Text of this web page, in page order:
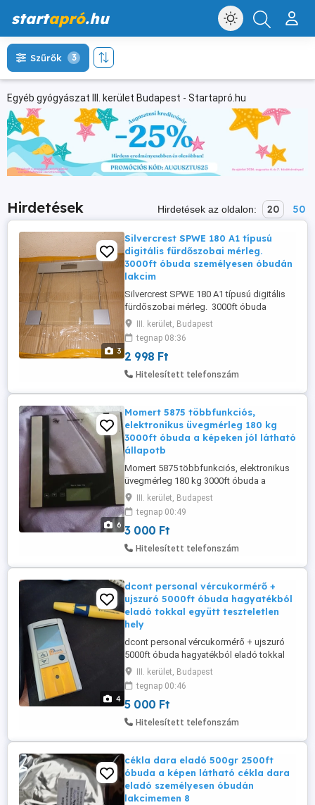
startapró.hu
Egyéb gyógyászat III. kerület Budapest - Startapró.hu
Szűrők 3
Hirdetések Hirdetések az oldalon: 20 50
3
Silvercrest SPWE 180 A1 típusú
digitális fürdőszobai mérleg.
3000ft óbuda személyesen óbudán
lakcim
Silvercrest SPWE 180 A1 típusú digitális
fürdőszobai mérleg. 3000ft óbuda
személyesen óbudán lakcimemen 36 50
104 8272 A 4 érzékelő technológia
biztosítja a testtömeg pontos mérését
rálépő funkció: mérés közvetlenül a
mérlegre lépés után - automatikus
üveg ...
III. kerület, Budapest
tegnap 08:36
2 998 Ft
Hitelesített telefonszám
6
Momert 5875 többfunkciós,
elektronikus üvegmérleg 180 kg
3000ft óbuda a képeken jól látható
állapotb
Momert 5875 többfunkciós, elektronikus
üvegmérleg 180 kg 3000ft óbuda a
képeken jól látható állapotba strapabiró
jó darab személyes átvétel óbudán
lakcimemen posta kizárolag előre fizetés
után mpl csomagautomatába +3000ft
kapacitás: 180kg osztás: 100g precíziós
...
III. kerület, Budapest
tegnap 00:49
3 000 Ft
Hitelesített telefonszám
4
dcont personal vércukormérő +
ujszuró 5000ft óbuda hagyatékból
eladó tokkal együtt teszteletlen
hely
dcont personal vércukormérő + ujszuró
5000ft óbuda hagyatékból eladó tokkal
együtt teszteletlen helyszinen
kiprobálható ha hozzol teszcsikot és
elemet bele személyes átvétel óbudán
posta kizárolag előre fizetés után 36 50
104 82 72 36 20 949 12 88
III. kerület, Budapest
tegnap 00:46
5 000 Ft
Hitelesített telefonszám
cékla dara eladó 500gr 2500ft
óbuda a képen látható cékla dara
eladó személyesen óbudán
lakcimemen 8